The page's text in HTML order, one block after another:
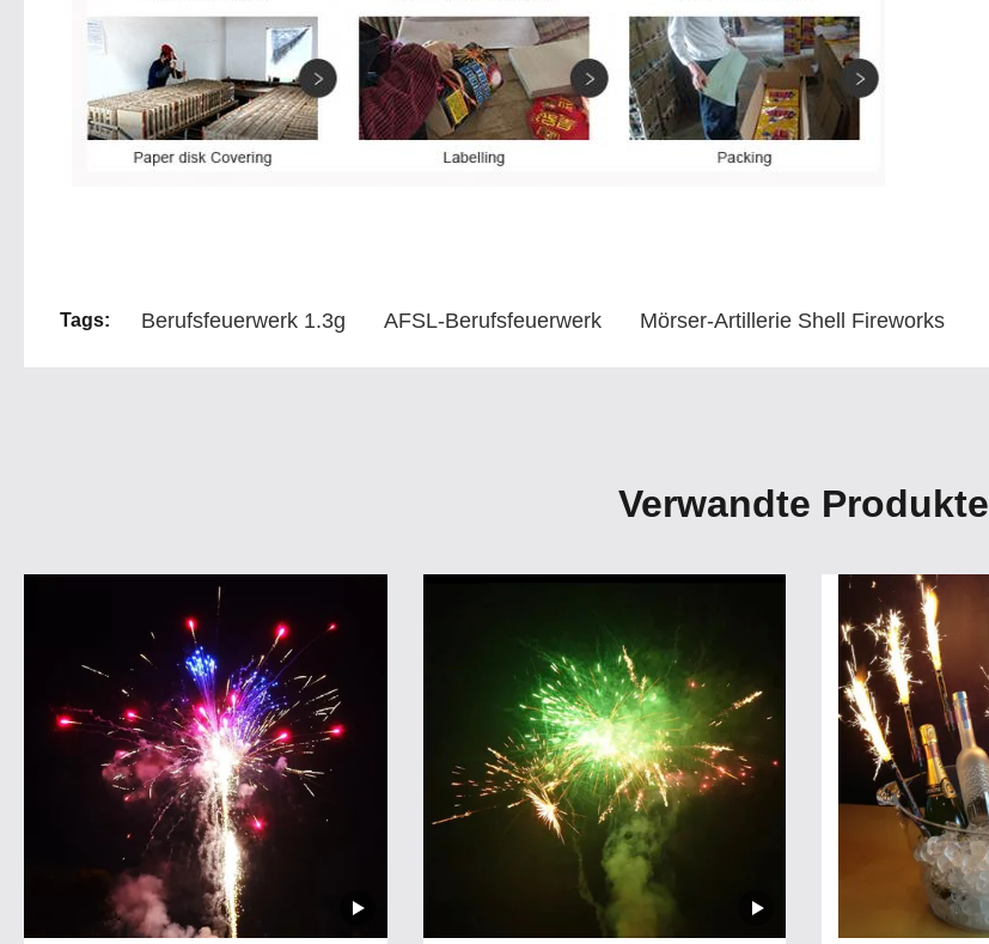
Tags: Berufsfeuerwerk 1.3g AFSL-Berufsfeuerwerk Mörser-Artillerie Shell Fireworks
Verwandte Produkte